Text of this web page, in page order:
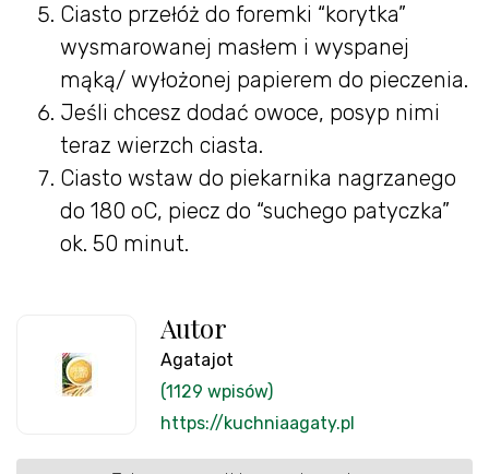
Ciasto przełóż do foremki “korytka”
wysmarowanej masłem i wyspanej
mąką/ wyłożonej papierem do pieczenia.
Jeśli chcesz dodać owoce, posyp nimi
teraz wierzch ciasta.
Ciasto wstaw do piekarnika nagrzanego
do 180 oC, piecz do “suchego patyczka”
ok. 50 minut.
Autor
Agatajot
(1129 wpisów)
https://kuchniaagaty.pl